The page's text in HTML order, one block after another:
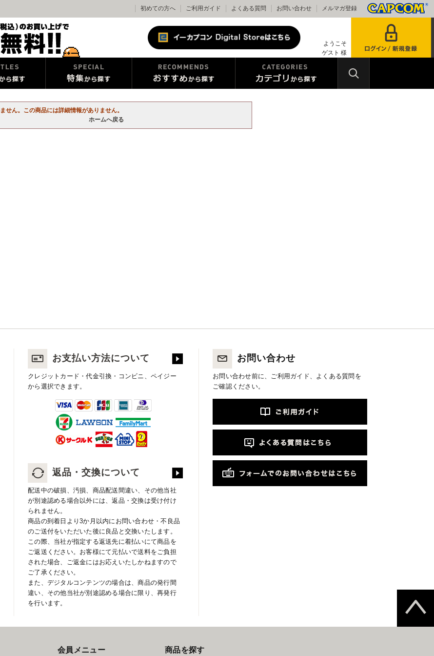
初めての方へ ご利用ガイド よくある質問 お問い合わせ メルマガ登録
ようこそ
ゲスト 様
せん。この商品には詳細情報がありません。
ホームへ戻る
お支払い方法について
クレジットカード・代金引換・コンビニ、ペイジー
から選択できます。
返品・交換について
配送中の破損、汚損、商品配送間違い、その他当社
が別途認める場合以外には、返品・交換は受け付け
られません。
商品の到着日より3か月以内にお問い合わせ・不良品
のご送付をいただいた後に良品と交換いたします。
この際、当社が指定する返送先に着払いにて商品を
ご返送ください。お客様にて元払いで送料をご負担
された場合、ご返金にはお応えいたしかねますので
ご了承ください。
また、デジタルコンテンツの場合は、商品の発行間
違い、その他当社が別途認める場合に限り、再発行
を行います。
お問い合わせ
お問い合わせ前に、ご利用ガイド、よくある質問を
ご確認ください。
会員メニュー 商品を探す